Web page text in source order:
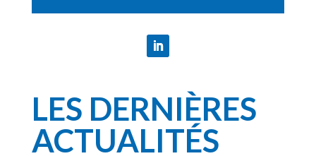
LES DERNIÈRES
ACTUALITÉS